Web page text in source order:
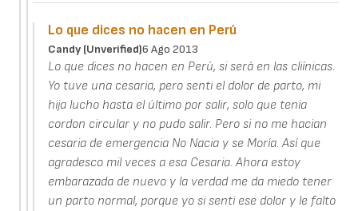
Lo que dices no hacen en Perú
Candy (unverified)6 Ago 2013
Lo que dices no hacen en Perú, si será en las cliínicas.
Yo tuve una cesaria, pero senti el dolor de parto, mi
hija lucho hasta el último por salir, solo que tenia
cordon circular y no pudo salir. Pero si no me hacian
cesaria de emergencia No Nacia y se Moría. Así que
agradesco mil veces a esa Cesaria. Ahora estoy
embarazada de nuevo y la verdad me da miedo tener
un parto normal, porque yo si senti ese dolor y le falto